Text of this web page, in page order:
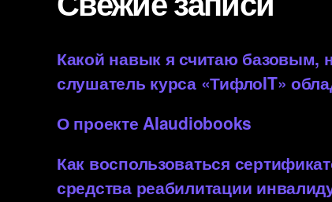
Какой навык я считаю базовым,
слушатель курса «ТифлоIT»
О проекте AIaudiobooks
Как воспользоваться
средства реабилитации